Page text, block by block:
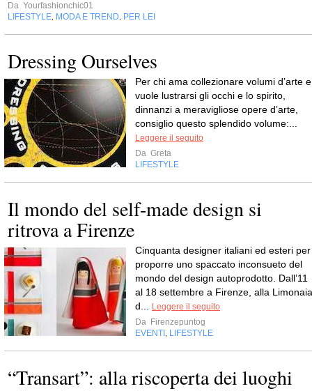
Da Yourfashionchic01
LIFESTYLE, MODA E TREND, PER LEI
Dressing Ourselves
Per chi ama collezionare volumi d’arte e
vuole lustrarsi gli occhi e lo spirito,
dinnanzi a meravigliose opere d’arte,
consiglio questo splendido volume:...
Leggere il seguito
Da Greta
LIFESTYLE
Il mondo del self-made design si
ritrova a Firenze
Cinquanta designer italiani ed esteri per
proporre uno spaccato inconsueto del
mondo del design autoprodotto. Dall’11
al 18 settembre a Firenze, alla Limonaia
d... Leggere il seguito
Da Firenzepuntog
EVENTI , LIFESTYLE
“Transart”: alla riscoperta dei luoghi